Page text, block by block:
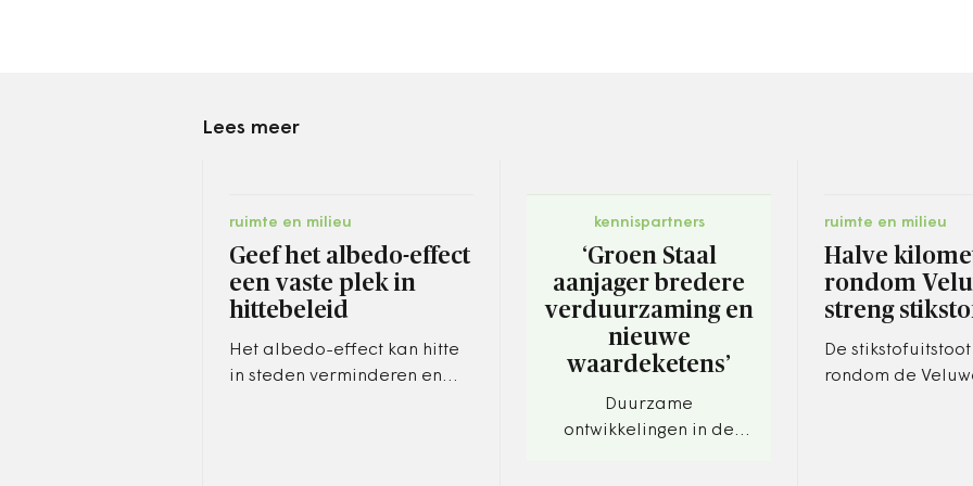
Lees meer
ruimte en milieu
Geef het albedo-effect
een vaste plek in
hittebeleid
Het albedo-effect kan hitte
in steden verminderen en
kennispartners
‘Groen Staal
aanjager bredere
verduurzaming en
nieuwe
waardeketens’
Duurzame
ontwikkelingen in de
ruimte en milieu
Halve
rondom
streng
De
rondom de